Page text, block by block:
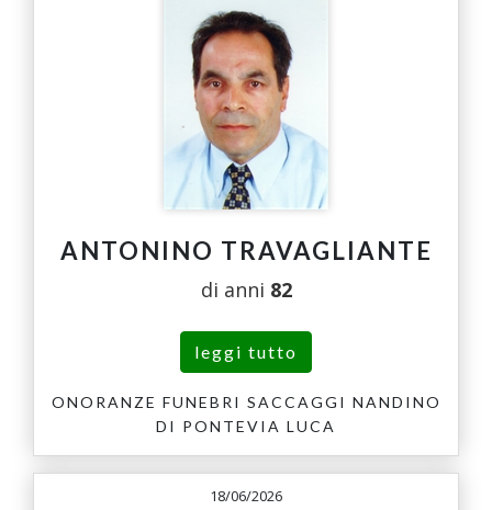
ANTONINO TRAVAGLIANTE
di anni 82
leggi tutto
ONORANZE FUNEBRI SACCAGGI NANDINO
DI PONTEVIA LUCA
18/06/2026